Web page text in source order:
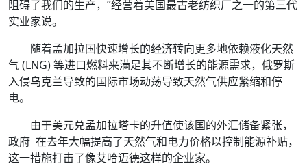
阻碍了我们的生产，”经营着美国最古老纺织厂之一的第三代
实业家说。
随着孟加拉国快速增长的经济转向更多地依赖液化天然
气 (LNG) 等进口燃料来满足其不断增长的能源需求，俄罗斯
入侵乌克兰导致的国际市场动荡导致天然气供应紧缩和停
电。
由于美元兑孟加拉塔卡的升值使该国的外汇储备紧张，
政府 在去年大幅提高了天然气和电力价格以控制能源补贴，
这一措施打击了像艾哈迈德这样的企业家。